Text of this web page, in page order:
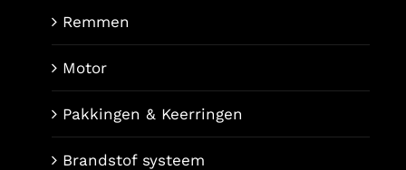
Remmen
Motor
Pakkingen & Keerringen
Brandstof systeem